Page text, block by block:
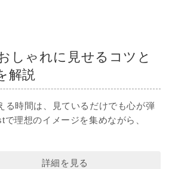
しゃれに見せるコツと
解説
る時間は、見ているだけでも心が弾
理想のイメージを集めながら、
詳細を見る